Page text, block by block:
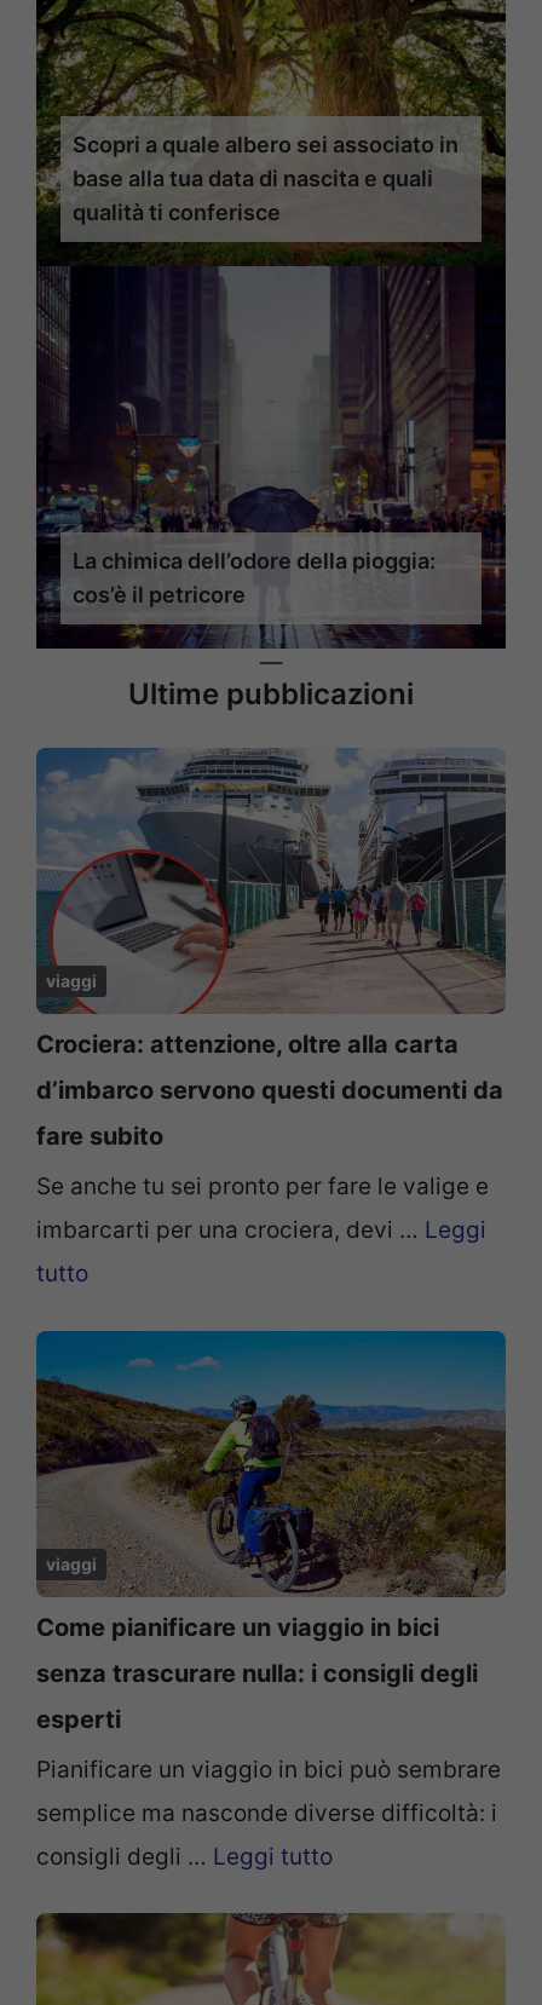
Scopri a quale albero sei associato in
base alla tua data di nascita e quali
qualità ti conferisce
La chimica dell’odore della pioggia:
cos’è il petricore
Ultime pubblicazioni
viaggi
Crociera: attenzione, oltre alla carta
d’imbarco servono questi documenti da
fare subito
Se anche tu sei pronto per fare le valige e
imbarcarti per una crociera, devi … Leggi
tutto
viaggi
Come pianificare un viaggio in bici
senza trascurare nulla: i consigli degli
esperti
Pianificare un viaggio in bici può sembrare
semplice ma nasconde diverse difficoltà: i
consigli degli … Leggi tutto